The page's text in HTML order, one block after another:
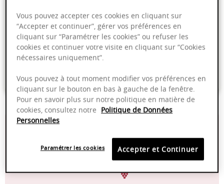
Livraison offerte dans nos points de vente
Emballage anti-casse
Paiement sécurisé
L’élevage s’étale sur
de chêne (environ
25 % de bois neuf)
2025 - 2035
Vous pouvez accepter ces cookies en cliquant sur
“Accepter et continuer”, gérer vos préférences en
cliquant sur “Paramétrer les cookies” ou refuser les
cookies et continuer votre visite en cliquant sur “Cookies
nécessaires uniquement”.
Vous pouvez à tout moment modifier vos préférences en
cliquant sur le bouton en bas à gauche de la fenêtre.
Pour en savoir plus sur notre politique en matière de
cookies, consultez notre Politique de Données
Personnelles
Accepter et Continuer
Paramétrer les cookies